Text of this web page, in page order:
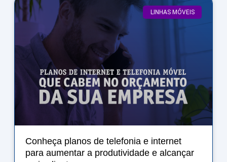
LINHAS MÓVEIS
Conheça planos de telefonia e internet
para aumentar a produtividade e alcançar